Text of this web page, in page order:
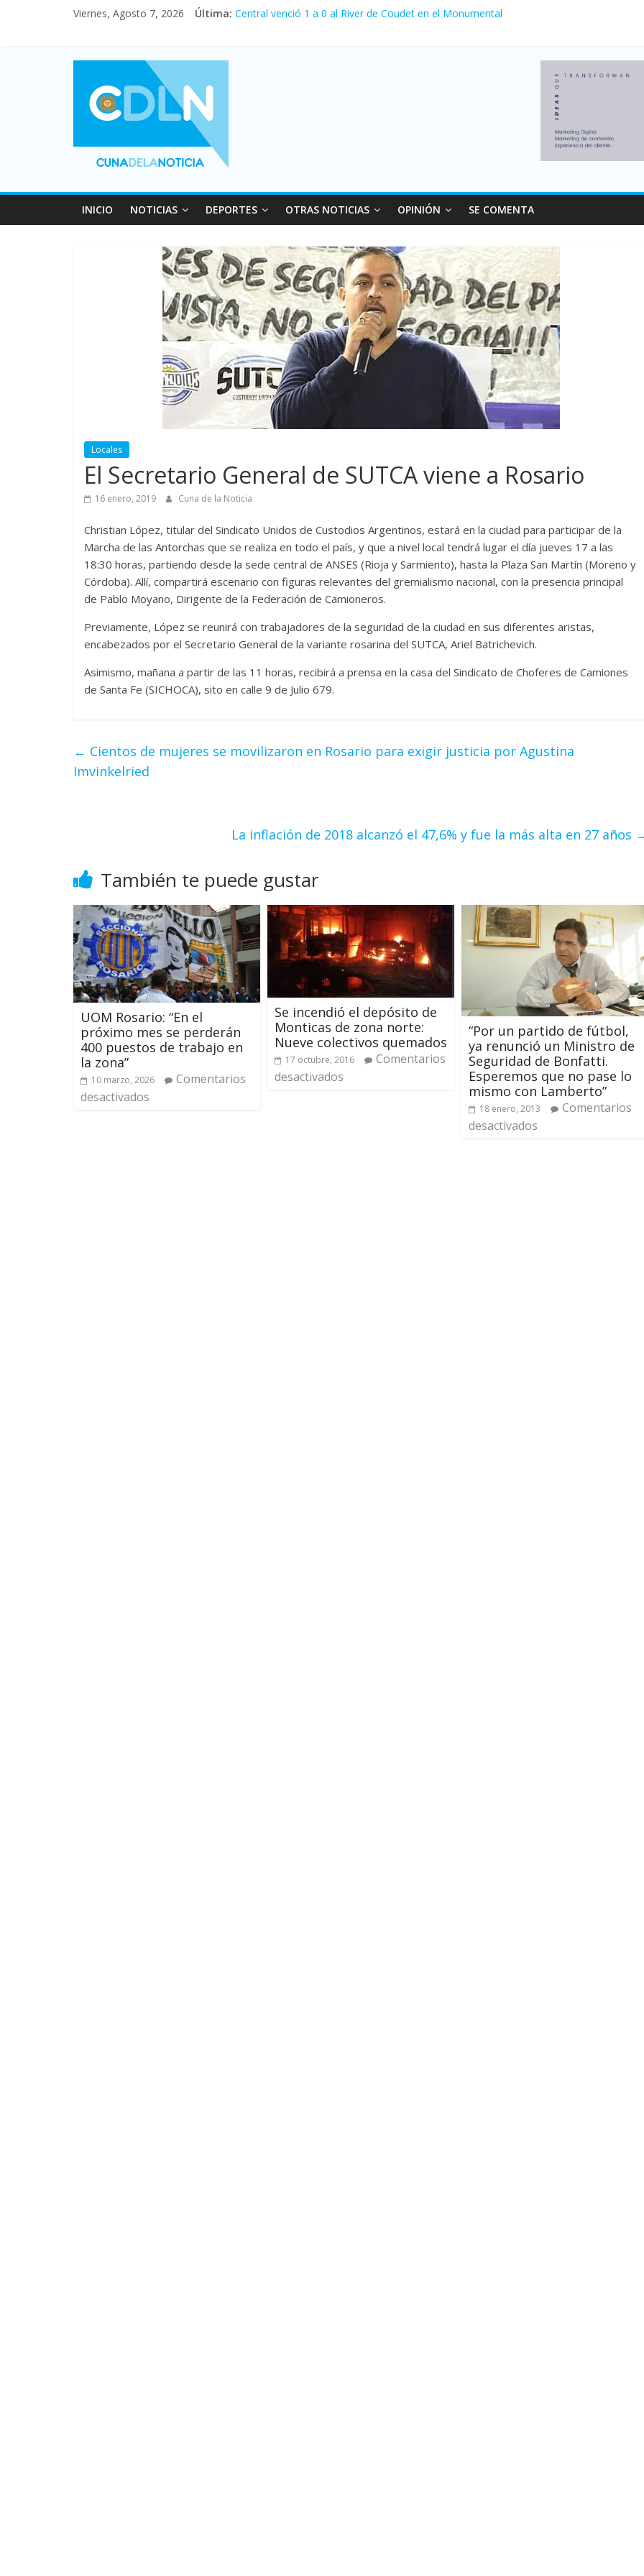
Viernes, Agosto 7, 2026 Última: Central venció 1 a 0 al River de Coudet en el Monumental
Vacaciones de invierno con más movimiento y consumo turístico: 4,6 millones de
Fuerte caída de la venta de autos usados en julio: bajó un 12,6% interanual
INICIO NOTICIAS DEPORTES OTRAS NOTICIAS OPINIÓN SE COMENTA
Locales
El Secretario General de SUTCA viene a Rosario
16 enero, 2019 Cuna de la Noticia
Christian López, titular del Sindicato Unidos de Custodios Argentinos, estará en la ciudad para participar de la
Marcha de las Antorchas que se realiza en todo el país, y que a nivel local tendrá lugar el día jueves 17 a las
18:30 horas, partiendo desde la sede central de ANSES (Rioja y Sarmiento), hasta la Plaza San Martín (Moreno y
Córdoba). Allí, compartirá escenario con figuras relevantes del gremialismo nacional, con la presencia principal
de Pablo Moyano, Dirigente de la Federación de Camioneros.
Previamente, López se reunirá con trabajadores de la seguridad de la ciudad en sus diferentes aristas,
encabezados por el Secretario General de la variante rosarina del SUTCA, Ariel Batrichevich.
Asimismo, mañana a partir de las 11 horas, recibirá a prensa en la casa del Sindicato de Choferes de Camiones
de Santa Fe (SICHOCA), sito en calle 9 de Julio 679.
← Cientos de mujeres se movilizaron en Rosario para exigir justicia por Agustina
Imvinkelried
La inflación de 2018 alcanzó el 47,6% y fue la más alta en 27 años
También te puede gustar
UOM Rosario: “En el
próximo mes se perderán
400 puestos de trabajo en
la zona”
10 marzo, 2026
Comentarios
desactivados
Se incendió el depósito de
Monticas de zona norte:
Nueve colectivos quemados
17 octubre, 2016
Comentarios
desactivados
“Por un partido de fútbol,
ya renunció un Ministro de
Seguridad de Bonfatti.
Esperemos que no pase lo
mismo con Lamberto”
18 enero, 2013
Comentarios
desactivados